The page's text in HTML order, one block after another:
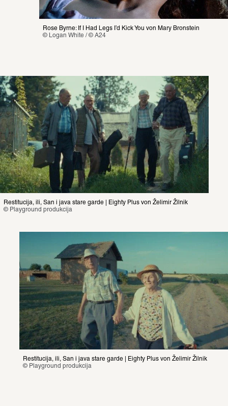
Rose Byrne: If I Had Legs I’d Kick You von Mary Bronstein
© Logan White / © A24
Restitucija, ili, San i java stare garde | Eighty Plus von Želimir Žilnik
© Playground produkcija
Restitucija, ili, San i java stare garde | Eighty Plus von Želimir Žilnik
© Playground produkcija